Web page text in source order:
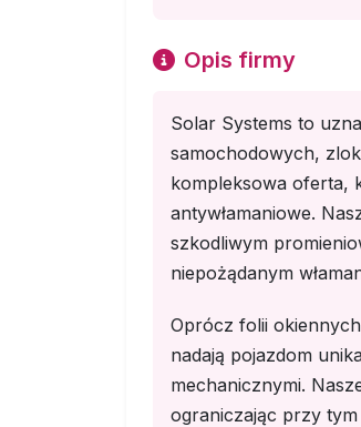
Opis firmy
Solar Systems to
samochodowych,
kompleksowa oferta,
antywłamaniowe.
szkodliwym
niepożądanym
Oprócz folii
nadają pojazdom
mechanicznymi.
ograniczając przy